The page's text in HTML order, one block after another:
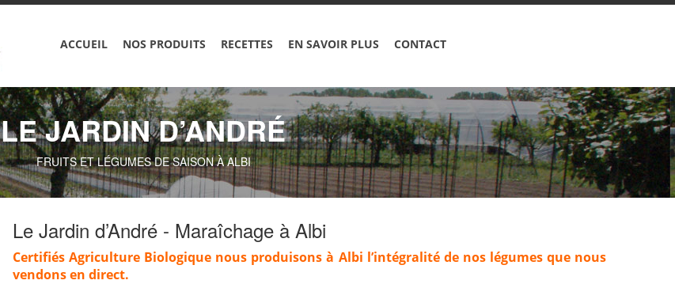
ACCUEIL NOS PRODUITS RECETTES EN SAVOIR PLUS CONTACT
LE JARDIN D’ANDRÉ
FRUITS ET LÉGUMES DE SAISON À ALBI
Le Jardin d’André - Maraîchage à Albi
Certifiés Agriculture Biologique nous produisons à Albi l’intégralité de nos légumes que nous
vendons en direct.